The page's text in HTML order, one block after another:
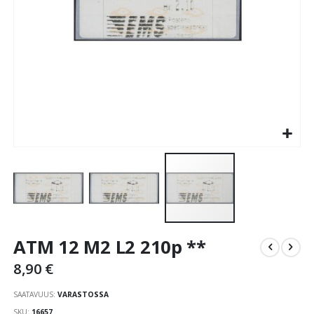
to
beginning
ATM 12 M2 L2 210p **
8,90 €
SAATAVUUS: VARASTOSSA
SKU 16657